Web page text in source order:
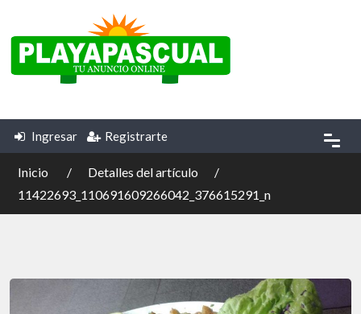
Ingresar Registrarte
Inicio
Detalles del artículo
11422693_110691609266042_376615291_n